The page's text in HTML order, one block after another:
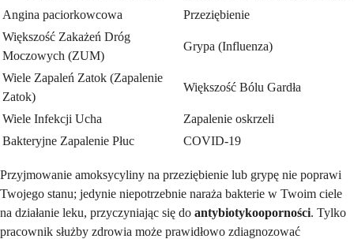
Angina paciorkowcowa
Przeziębienie
Większość Zakażeń Dróg
Moczowych (ZUM)
Grypa (Influenza)
Wiele Zapaleń Zatok (Zapalenie
Zatok)
Większość Bólu Gardła
Wiele Infekcji Ucha
Zapalenie oskrzeli
Bakteryjne Zapalenie Płuc
COVID-19
Przyjmowanie amoksycyliny na przeziębienie lub grypę nie poprawi
Twojego stanu; jedynie niepotrzebnie naraża bakterie w Twoim ciele
na działanie leku, przyczyniając się do antybiotykooporności. Tylko
pracownik służby zdrowia może prawidłowo zdiagnozować